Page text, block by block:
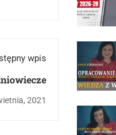
wpis
2021